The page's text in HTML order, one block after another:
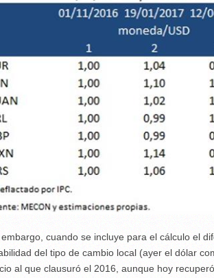
cuando se incluye para el cálculo el
del tipo de cambio local (ayer el dólar
al que clausuró el 2016, aunque hoy